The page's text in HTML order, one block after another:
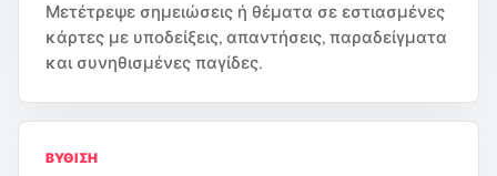
Μετέτρεψε σημειώσεις ή θέματα σε εστιασμένες
κάρτες με υποδείξεις, απαντήσεις, παραδείγματα
και συνηθισμένες παγίδες.
ΒΎΘΙΣΗ